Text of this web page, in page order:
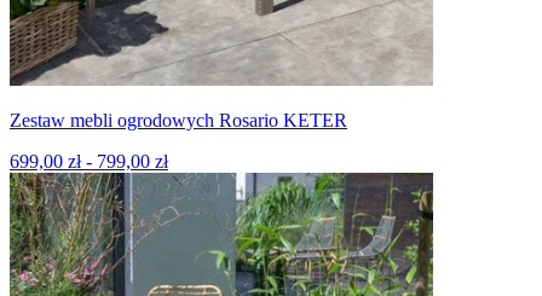
Zestaw mebli ogrodowych Rosario KETER
699,00 zł - 799,00 zł